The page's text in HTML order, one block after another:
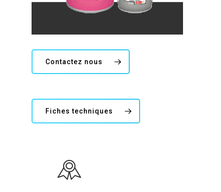
Contactez nous
Fiches techniques